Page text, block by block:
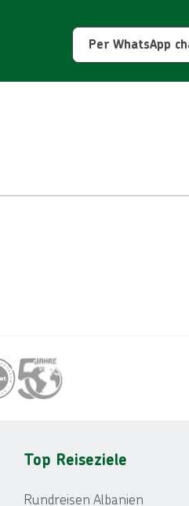
Per WhatsApp
Top Reiseziele
Rundreisen Albanien